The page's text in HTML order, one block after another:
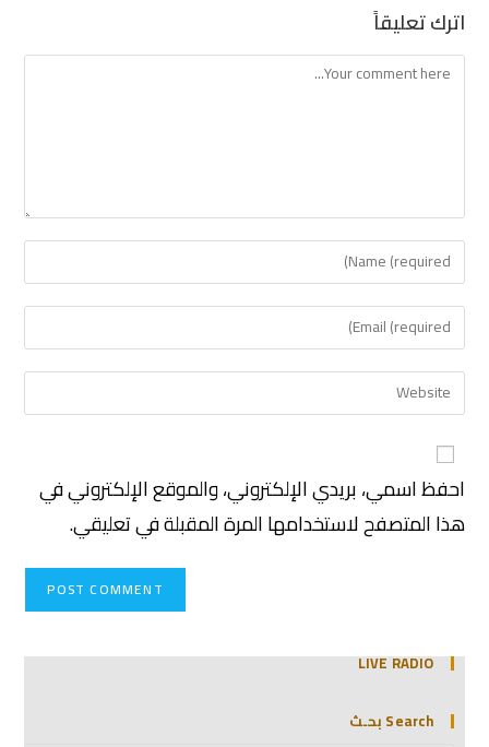
اترك تعليقاً
احفظ اسمي، بريدي الإلكتروني، والموقع الإلكتروني في
هذا المتصفح لاستخدامها المرة المقبلة في تعليقي.
LIVE RADIO
Search بحـث